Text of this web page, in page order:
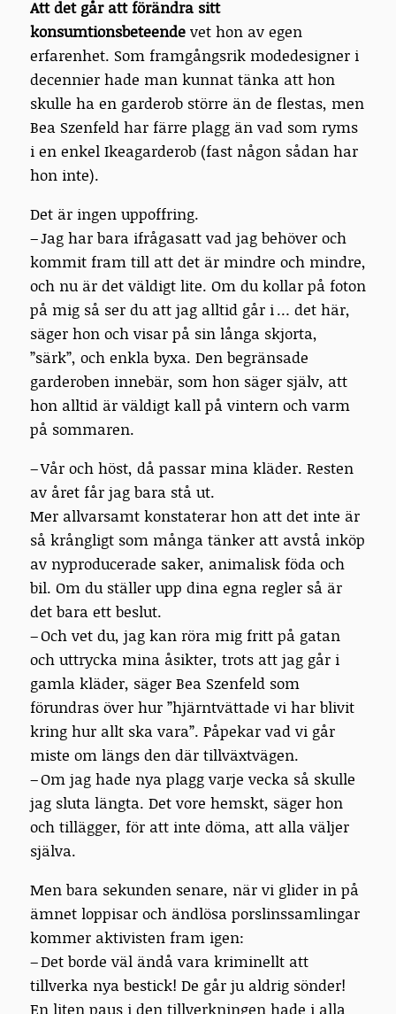
Att det går att förändra sitt
konsumtionsbeteende vet hon av egen
erfarenhet. Som framgångsrik modedesigner i
decennier hade man kunnat tänka att hon
skulle ha en garderob större än de flestas, men
Bea Szenfeld har färre plagg än vad som ryms
i en enkel Ikeagarderob (fast någon sådan har
hon inte).
Det är ingen uppoffring.
– Jag har bara ifrågasatt vad jag behöver och
kommit fram till att det är mindre och mindre,
och nu är det väldigt lite. Om du kollar på foton
på mig så ser du att jag alltid går i … det här,
säger hon och visar på sin långa skjorta,
”särk”, och enkla byxa. Den begränsade
garderoben innebär, som hon säger själv, att
hon alltid är väldigt kall på vintern och varm
på sommaren.
– Vår och höst, då passar mina kläder. Resten
av året får jag bara stå ut.
Mer allvarsamt konstaterar hon att det inte är
så krångligt som många tänker att avstå inköp
av nyproducerade saker, animalisk föda och
bil. Om du ställer upp dina egna regler så är
det bara ett beslut.
– Och vet du, jag kan röra mig fritt på gatan
och uttrycka mina åsikter, trots att jag går i
gamla kläder, säger Bea Szenfeld som
förundras över hur ”hjärntvättade vi har blivit
kring hur allt ska vara”. Påpekar vad vi går
miste om längs den där tillväxtvägen.
– Om jag hade nya plagg varje vecka så skulle
jag sluta längta. Det vore hemskt, säger hon
och tillägger, för att inte döma, att alla väljer
själva.
Men bara sekunden senare, när vi glider in på
ämnet loppisar och ändlösa porslinssamlingar
kommer aktivisten fram igen:
– Det borde väl ändå vara kriminellt att
tillverka nya bestick! De går ju aldrig sönder!
En liten paus i den tillverkningen hade i alla